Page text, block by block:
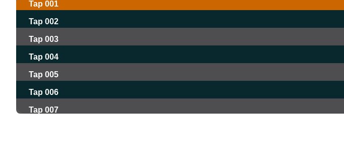
Tap 001
Tap 002
Tap 003
Tap 004
Tap 005
Tap 006
Tap 007